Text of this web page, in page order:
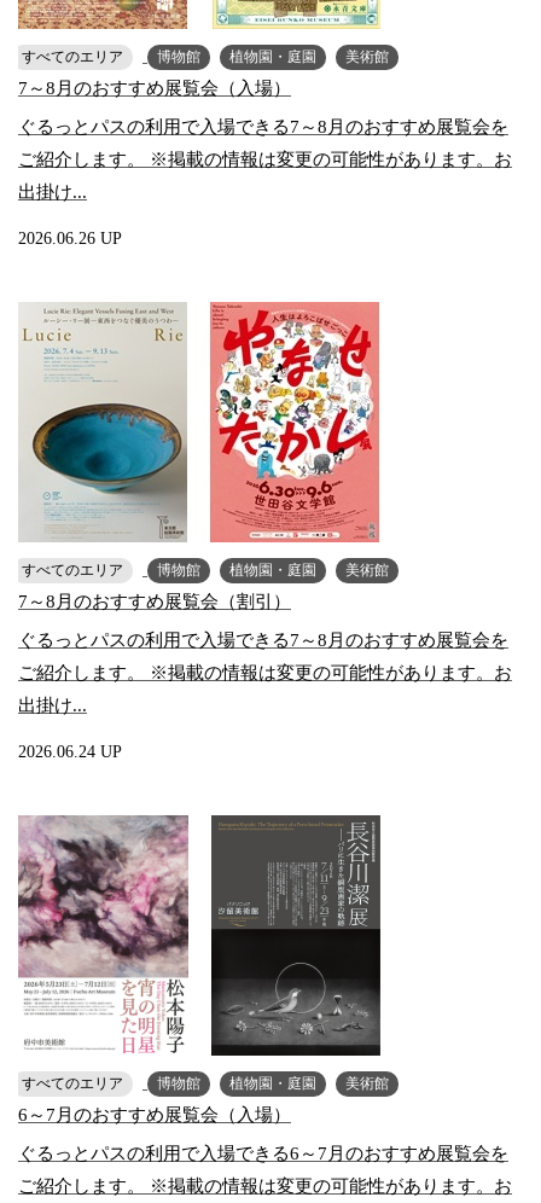
すべてのエリア 博物館 植物園・庭園 美術館
7～8月のおすすめ展覧会（入場）
ぐるっとパスの利用で入場できる7～8月のおすすめ展覧会を
ご紹介します。 ※掲載の情報は変更の可能性があります。お
出掛け...
2026.06.26 UP
すべてのエリア 博物館 植物園・庭園 美術館
7～8月のおすすめ展覧会（割引）
ぐるっとパスの利用で入場できる7～8月のおすすめ展覧会を
ご紹介します。 ※掲載の情報は変更の可能性があります。お
出掛け...
2026.06.24 UP
すべてのエリア 博物館 植物園・庭園 美術館
6～7月のおすすめ展覧会（入場）
ぐるっとパスの利用で入場できる6～7月のおすすめ展覧会を
ご紹介します。 ※掲載の情報は変更の可能性があります。お